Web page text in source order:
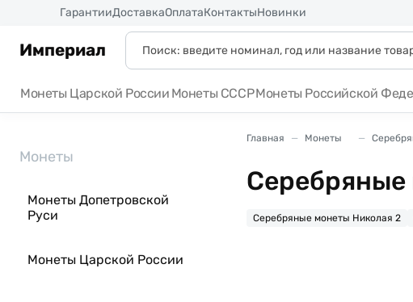
ГарантииДоставкаОплатаКонтактыНовинки
Империал
Монеты Царской России Монеты СССРМонеты Российской
Монеты
Монеты Допетровской
Руси
Монеты Царской России
Главная Монеты
Серебряные монеты Николая 2